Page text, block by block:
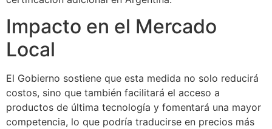
Impacto en el Mercado
Local
El Gobierno sostiene que esta medida no solo reducirá
costos, sino que también facilitará el acceso a
productos de última tecnología y fomentará una mayor
competencia, lo que podría traducirse en precios más